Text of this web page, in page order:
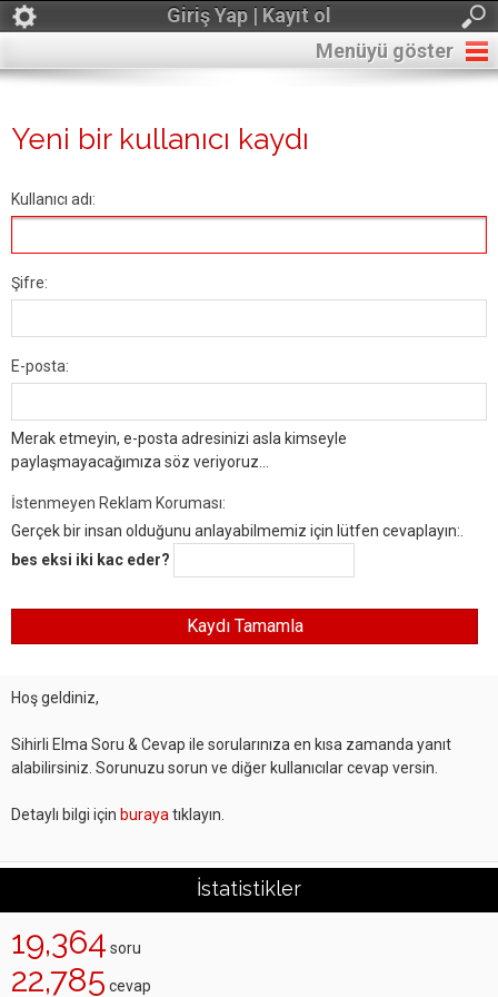
Giriş Yap | Kayıt ol
Menüyü göster
Yeni bir kullanıcı kaydı
Kullanıcı adı:
Şifre:
E-posta:
Merak etmeyin, e-posta adresinizi asla kimseyle
paylaşmayacağımıza söz veriyoruz...
İstenmeyen Reklam Koruması:
Gerçek bir insan olduğunu anlayabilmemiz için lütfen cevaplayın:.
bes eksi iki kac eder?
Hoş geldiniz,
Sihirli Elma Soru & Cevap ile sorularınıza en kısa zamanda yanıt
alabilirsiniz. Sorunuzu sorun ve diğer kullanıcılar cevap versin.
Detaylı bilgi için buraya tıklayın.
İstatistikler
19,364 soru
22,785 cevap